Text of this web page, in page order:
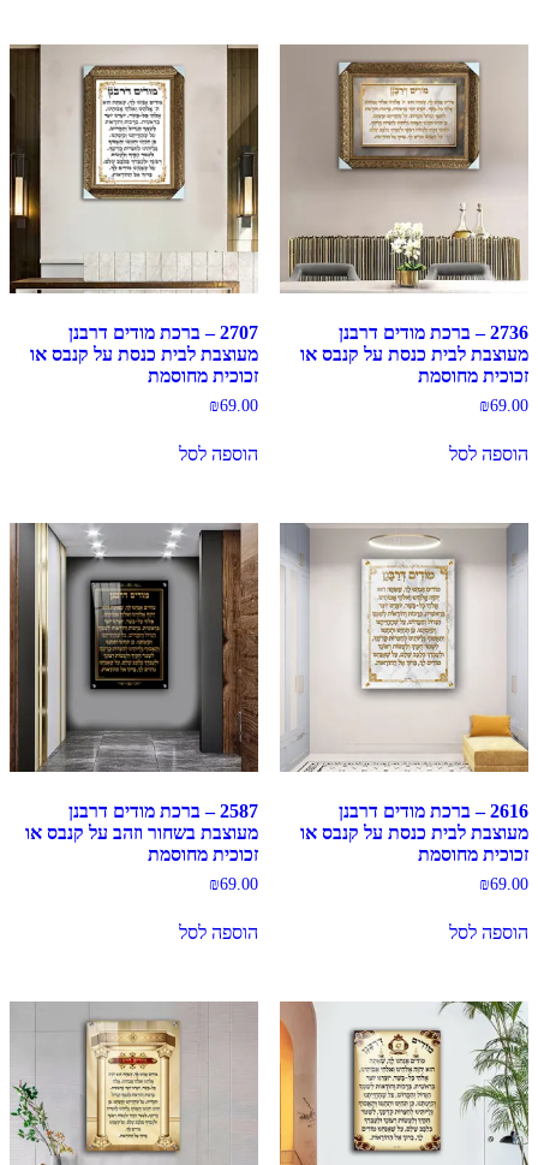
2736 – ברכת מודים דרבנן
מעוצבת לבית כנסת על קנבס או
זכוכית מחוסמת
₪69.00
הוספה לסל
2707 – ברכת מודים דרבנן
מעוצבת לבית כנסת על קנבס או
זכוכית מחוסמת
₪69.00
הוספה לסל
2616 – ברכת מודים דרבנן
מעוצבת לבית כנסת על קנבס או
זכוכית מחוסמת
₪69.00
הוספה לסל
2587 – ברכת מודים דרבנן
מעוצבת בשחור וזהב על קנבס או
זכוכית מחוסמת
₪69.00
הוספה לסל